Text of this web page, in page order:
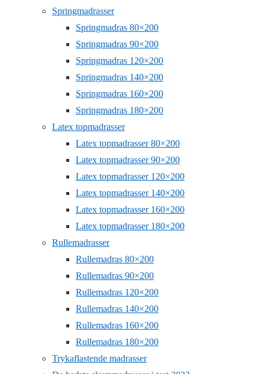
Springmadrasser
Springmadras 80×200
Springmadras 90×200
Springmadras 120×200
Springmadras 140×200
Springmadras 160×200
Springmadras 180×200
Latex topmadrasser
Latex topmadrasser 80×200
Latex topmadrasser 90×200
Latex topmadrasser 120×200
Latex topmadrasser 140×200
Latex topmadrasser 160×200
Latex topmadrasser 180×200
Rullemadrasser
Rullemadras 80×200
Rullemadras 90×200
Rullemadras 120×200
Rullemadras 140×200
Rullemadras 160×200
Rullemadras 180×200
Trykaflastende madrasser